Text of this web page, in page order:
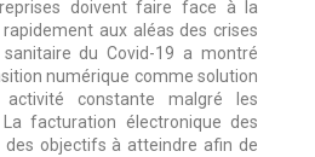
doivent faire face à la
aux aléas des crises
du Covid-19 a montré
numérique comme solution
constante malgré les
facturation électronique des
objectifs à atteindre afin de